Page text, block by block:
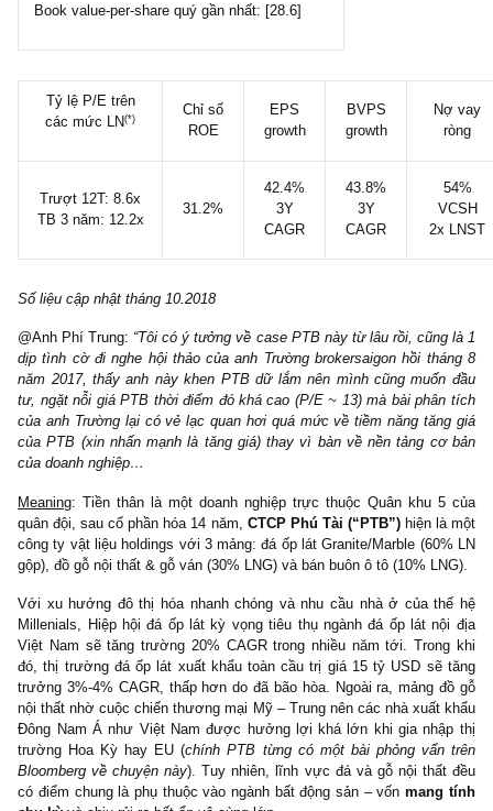
Earning-per-share 12 tháng gần nhất: [7.2]
Earnings-per-share TB 3 năm 2015-2017: [5.1]
Earnings-per-share TB 7 năm gần nhất: [3.1]
Book value-per-share quý gần nhất: [28.6]
các mức LN(*)
Trượt 12T: 8.6x
TB 3 năm: 12.2x
31.2%
42.4%
3Y
CAGR
43.8%
3Y
CAGR
Số liệu cập nhật tháng 10.2018
@Anh Phí Trung: “Tôi có ý tưởng về case PTB này từ lâu rồi,
dịp tình cờ đi nghe hội thảo của anh Trường brokersaigon hồi
năm 2017, thấy anh này khen PTB dữ lắm nên mình cũng
tư, ngặt nỗi giá PTB thời điểm đó khá cao (P/E ~ 13) mà bài
của anh Trường lại có vẻ lạc quan hơi quá mức về tiềm năng
của PTB (xin nhấn mạnh là tăng giá) thay vì bàn về nền tảng
của doanh nghiệp…
Meaning: Tiền thân là một doanh nghiệp trực thuộc Quân khu
quân đội, sau cổ phần hóa 14 năm, CTCP Phú Tài (“PTB”) hiện
công ty vật liệu holdings với 3 mảng: đá ốp lát Granite/Marble
gộp), đồ gỗ nội thất & gỗ ván (30% LNG) và bán buôn ô tô (10%
Với xu hướng đô thị hóa nhanh chóng và nhu cầu nhà ở của